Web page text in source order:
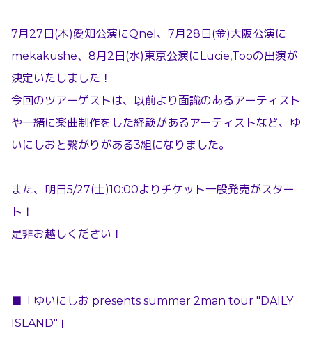
7月27日(木)愛知公演にQnel、7月28日(金)大阪公演に
mekakushe、8月2日(水)東京公演にLucie,Tooの出演が
決定いたしました！
今回のツアーゲストは、以前より面識のあるアーティスト
や一緒に楽曲制作をした経験があるアーティストなど、ゆ
いにしおと繋がりがある3組になりました。
また、明日5/27(土)10:00よりチケット一般発売がスター
ト！
是非お越しください！
■「ゆいにしお presents summer 2man tour "DAILY
ISLAND"」